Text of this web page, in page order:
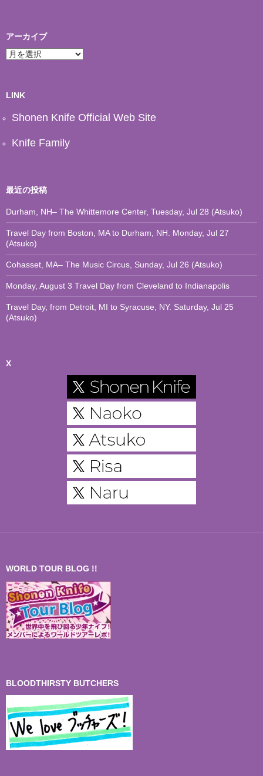
アーカイブ
ア
ブ
LINK
Shonen Knife Official Web Site
Knife Family
最近の投稿
Durham, NH– The Whittemore Center, Tuesday, Jul 28 (Atsuko)
Travel Day from Boston, MA to Durham, NH. Monday, Jul 27
(Atsuko)
Cohasset, MA– The Music Circus, Sunday, Jul 26 (Atsuko)
Monday, August 3 Travel Day from Cleveland to Indianapolis
Travel Day, from Detroit, MI to Syracuse, NY. Saturday, Jul 25
(Atsuko)
X
WORLD TOUR BLOG !!
BLOODTHIRSTY BUTCHERS